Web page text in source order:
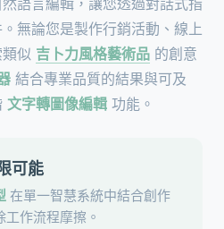
無論您是製作行銷活動、線上
似 吉卜力風格藝術品 的創意
結合專業品質的結果與可及
文字轉圖像編輯 功能。
可能
在單一智慧系統中結合創作
作流程摩擦。